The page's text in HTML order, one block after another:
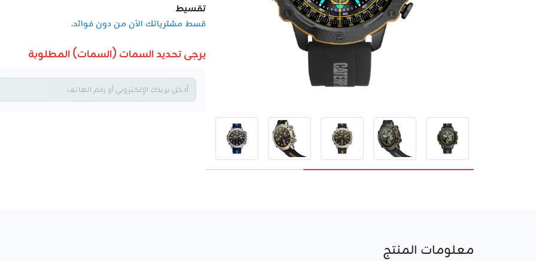
تقسيط
قسط مشترياتك الآن من دون فوائد.
يرجى تحديد السمات (السمات) المطلوبة
معلومات المنتج